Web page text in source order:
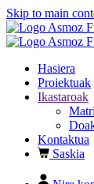
Skip to main
Hasiera
Proiektuak
Ikastaroak
Kontaktua
Saskia